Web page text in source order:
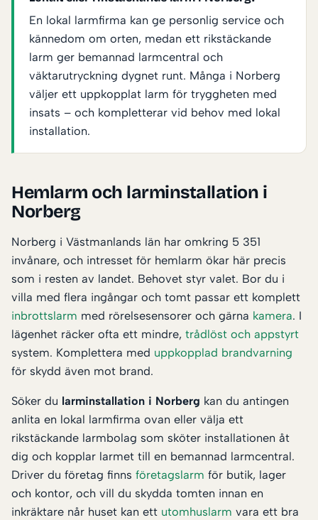
En lokal larmfirma kan ge personlig service och
kännedom om orten, medan ett rikstäckande
larm ger bemannad larmcentral och
väktarutryckning dygnet runt. Många i Norberg
väljer ett uppkopplat larm för tryggheten med
insats – och kompletterar vid behov med lokal
installation.
Hemlarm och larminstallation i
Norberg
Norberg i Västmanlands län har omkring 5 351
invånare, och intresset för hemlarm ökar här precis
som i resten av landet. Behovet styr valet. Bor du i
villa med flera ingångar och tomt passar ett komplett
inbrottslarm med rörelsesensorer och gärna kamera. I
lägenhet räcker ofta ett mindre, trådlöst och appstyrt
system. Komplettera med uppkopplad brandvarning
för skydd även mot brand.
Söker du larminstallation i Norberg kan du antingen
anlita en lokal larmfirma ovan eller välja ett
rikstäckande larmbolag som sköter installationen åt
dig och kopplar larmet till en bemannad larmcentral.
Driver du företag finns företagslarm för butik, lager
och kontor, och vill du skydda tomten innan en
inkräktare når huset kan ett utomhuslarm vara ett bra